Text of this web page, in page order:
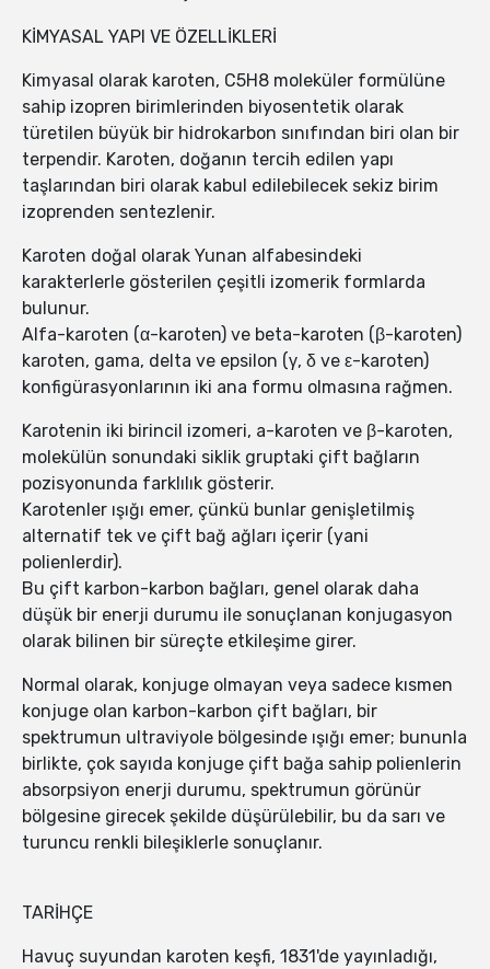
KİMYASAL YAPI VE ÖZELLİKLERİ
Kimyasal olarak karoten, C5H8 moleküler formülüne
sahip izopren birimlerinden biyosentetik olarak
türetilen büyük bir hidrokarbon sınıfından biri olan bir
terpendir. Karoten, doğanın tercih edilen yapı
taşlarından biri olarak kabul edilebilecek sekiz birim
izoprenden sentezlenir.
Karoten doğal olarak Yunan alfabesindeki
karakterlerle gösterilen çeşitli izomerik formlarda
bulunur.
Alfa-karoten (α-karoten) ve beta-karoten (β-karoten)
karoten, gama, delta ve epsilon (γ, δ ve ε-karoten)
konfigürasyonlarının iki ana formu olmasına rağmen.
Karotenin iki birincil izomeri, a-karoten ve β-karoten,
molekülün sonundaki siklik gruptaki çift bağların
pozisyonunda farklılık gösterir.
Karotenler ışığı emer, çünkü bunlar genişletilmiş
alternatif tek ve çift bağ ağları içerir (yani
polienlerdir).
Bu çift karbon-karbon bağları, genel olarak daha
düşük bir enerji durumu ile sonuçlanan konjugasyon
olarak bilinen bir süreçte etkileşime girer.
Normal olarak, konjuge olmayan veya sadece kısmen
konjuge olan karbon-karbon çift bağları, bir
spektrumun ultraviyole bölgesinde ışığı emer; bununla
birlikte, çok sayıda konjuge çift bağa sahip polienlerin
absorpsiyon enerji durumu, spektrumun görünür
bölgesine girecek şekilde düşürülebilir, bu da sarı ve
turuncu renkli bileşiklerle sonuçlanır.
TARİHÇE
Havuç suyundan karoten keşfi, 1831'de yayınladığı,